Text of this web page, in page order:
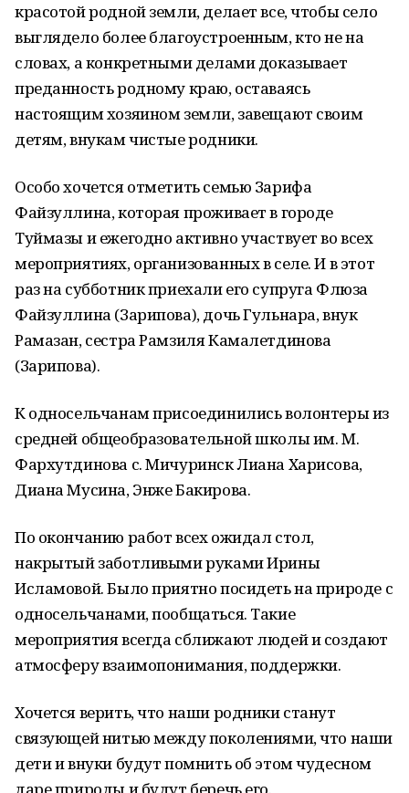
красотой родной земли, делает все, чтобы село
выглядело более благоустроенным, кто не на
словах, а конкретными делами доказывает
преданность родному краю, оставаясь
настоящим хозяином земли, завещают своим
детям, внукам чистые родники.
Особо хочется отметить семью Зарифа
Файзуллина, которая проживает в городе
Туймазы и ежегодно активно участвует во всех
мероприятиях, организованных в селе. И в этот
раз на субботник приехали его супруга Флюза
Файзуллина (Зарипова), дочь Гульнара, внук
Рамазан, сестра Рамзиля Камалетдинова
(Зарипова).
К односельчанам присоединились волонтеры из
средней общеобразовательной школы им. М.
Фархутдинова с. Мичуринск Лиана Харисова,
Диана Мусина, Энже Бакирова.
По окончанию работ всех ожидал стол,
накрытый заботливыми руками Ирины
Исламовой. Было приятно посидеть на природе с
односельчанами, пообщаться. Такие
мероприятия всегда сближают людей и создают
атмосферу взаимопонимания, поддержки.
Хочется верить, что наши родники станут
связующей нитью между поколениями, что наши
дети и внуки будут помнить об этом чудесном